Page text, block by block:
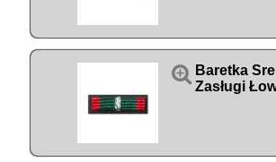
 Baretka
Zasługi